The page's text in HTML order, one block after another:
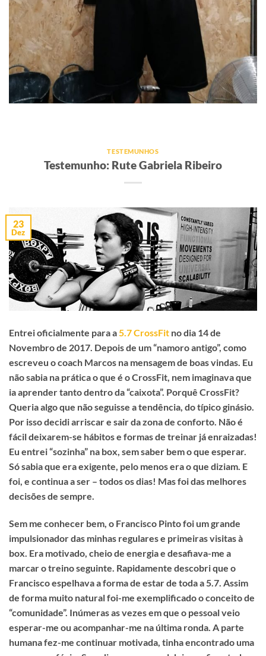
TESTEMUNHOS
Testemunho: Rute Gabriela Ribeiro
23
Dez
Entrei oficialmente para a 5.7 CrossFit no dia 14 de
Novembro de 2017. Depois de um “namoro antigo”, como
escreveu o coach Marcos na mensagem de boas vindas. Eu
não sabia na prática o que é o CrossFit, nem imaginava que
ia aprender tanto dentro da “caixota”. Porquê CrossFit?
Queria algo que não seguisse a tendência, do típico ginásio.
Por isso decidi arriscar e sair da zona de conforto. Não é
fácil deixarem-se hábitos e formas de treinar já enraizadas!
Eu entrei “sozinha” na box, sem saber bem o que esperar.
Só sabia que era exigente, pelo menos era o que diziam. E
foi, e continua a ser – todos os dias! Mas foi das melhores
decisões de sempre.
Sem me conhecer bem, o Francisco Pinto foi um grande
impulsionador das minhas regulares e primeiras visitas à
box. Era motivado, cheio de energia e desafiava-me a
marcar o treino seguinte. Rapidamente descobri que o
Francisco espelhava a forma de estar de toda a 5.7. Assim
de forma muito natural foi-me exemplificado o conceito de
“comunidade”. Inúmeras as vezes em que o pessoal veio
esperar-me ou acompanhar-me na última ronda. A parte
humana fez-me continuar motivada, tinha encontrado uma